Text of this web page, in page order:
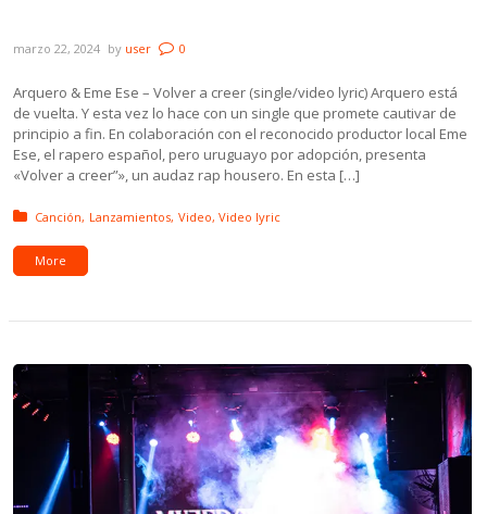
marzo 22, 2024 by user 0
Arquero & Eme Ese – Volver a creer (single/video lyric) Arquero está
de vuelta. Y esta vez lo hace con un single que promete cautivar de
principio a fin. En colaboración con el reconocido productor local Eme
Ese, el rapero español, pero uruguayo por adopción, presenta
«Volver a creer”», un audaz rap housero. En esta […]
Posted in:
Canción Lanzamientos Video Video lyric
More